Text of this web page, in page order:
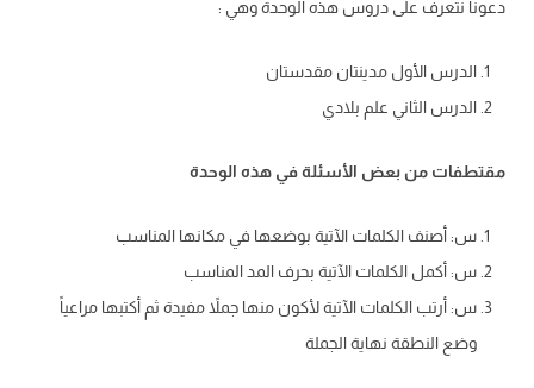
دعونا نتعرف على دروس هذه الوحدة وهي :
الدرس الأول مدينتان مقدستان
الدرس الثاني علم بلادي
مقتطفات من بعض الأسئلة في هذه الوحدة
س: أصنف الكلمات الآتية بوضعها في مكانها المناسب
س: أكمل الكلمات الآتية بحرف المد المناسب
س: أرتب الكلمات الآتية لأكون منها جملاً مفيدة ثم أكتبها مراعياً
وضع النطقة نهاية الجملة